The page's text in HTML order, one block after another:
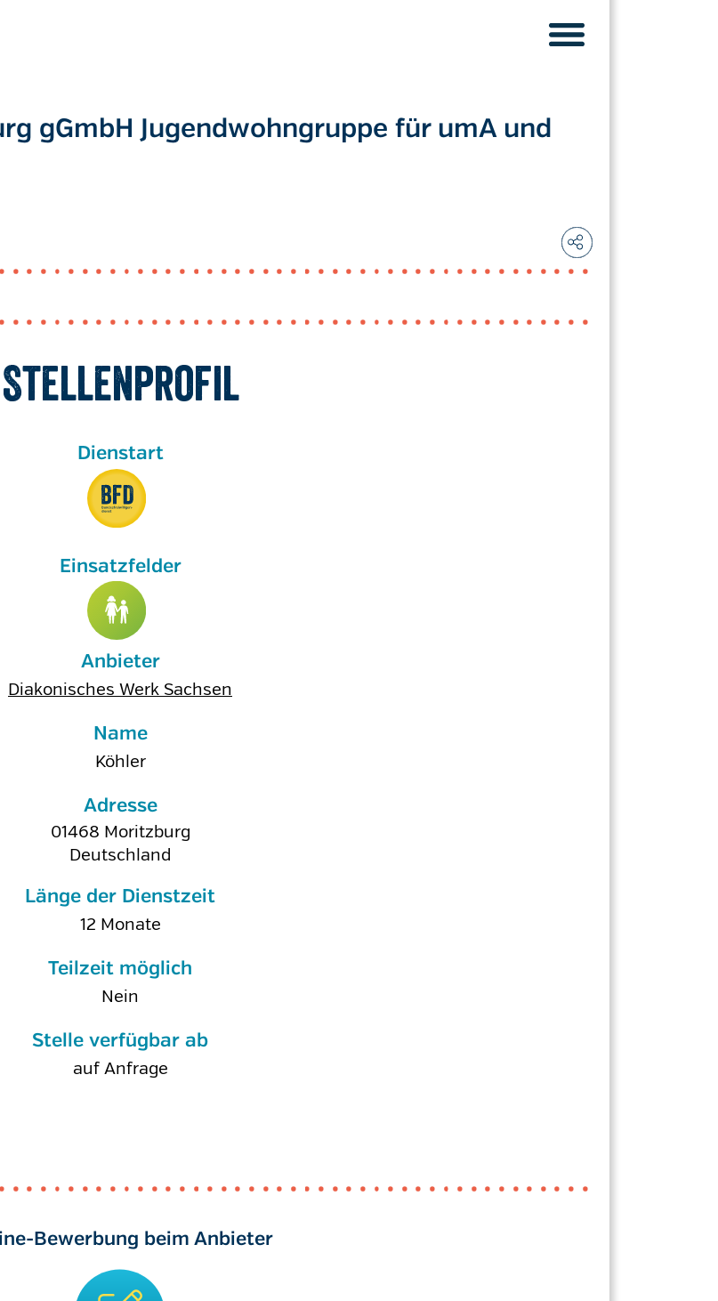
gGmbH Jugendwohngruppe für umA und
Stellenprofil
Anbieter
Diakonisches Werk Sachsen
Name
Köhler
Adresse
01468 Moritzburg
Deutschland
Länge der Dienstzeit
12 Monate
Teilzeit möglich
Nein
Stelle verfügbar ab
auf Anfrage
Bewerbung beim Anbieter